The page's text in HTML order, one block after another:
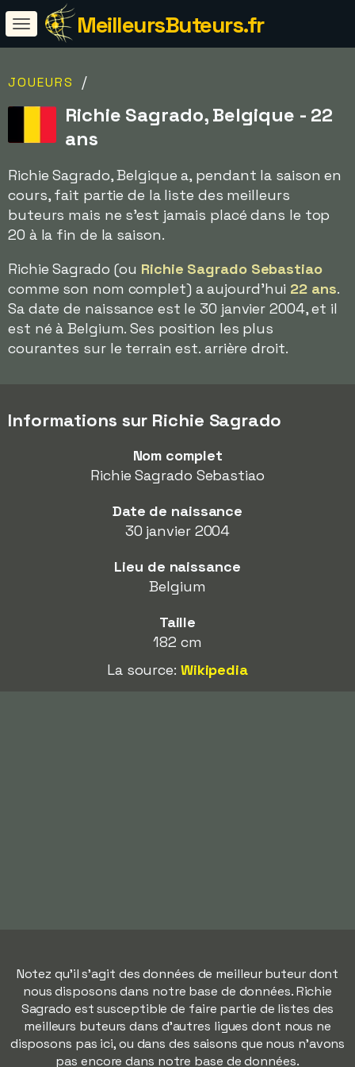
MeilleursButeurs.fr
JOUEURS /
Richie Sagrado, Belgique - 22
ans
Richie Sagrado, Belgique a, pendant la saison en
cours, fait partie de la liste des meilleurs
buteurs mais ne s'est jamais placé dans le top
20 à la fin de la saison.
Richie Sagrado (ou Richie Sagrado Sebastiao
comme son nom complet) a aujourd'hui 22 ans.
Sa date de naissance est le 30 janvier 2004, et il
est né à Belgium. Ses position les plus
courantes sur le terrain est. arrière droit.
Informations sur Richie Sagrado
Nom complet
Richie Sagrado Sebastiao
Date de naissance
30 janvier 2004
Lieu de naissance
Belgium
Taille
182 cm
La source: Wikipedia
Notez qu'il s'agit des données de meilleur buteur dont
nous disposons dans notre base de données. Richie
Sagrado est susceptible de faire partie de listes des
meilleurs buteurs dans d'autres ligues dont nous ne
disposons pas ici, ou dans des saisons que nous n'avons
pas encore dans notre base de données.